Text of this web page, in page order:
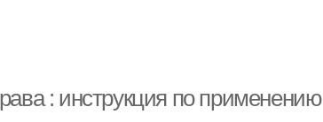
: инструкция по применению